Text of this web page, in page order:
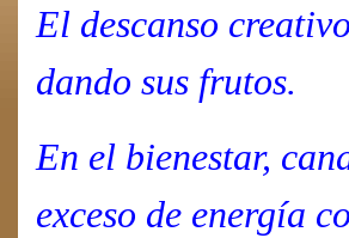
El descanso
dando sus frutos.
En el bienestar,
exceso de energía